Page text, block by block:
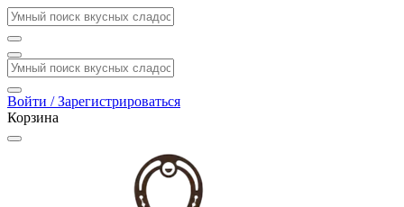
Войти / Зарегистрироваться
Корзина